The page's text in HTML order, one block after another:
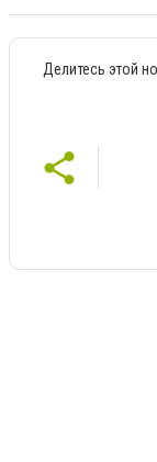
Делитесь этой